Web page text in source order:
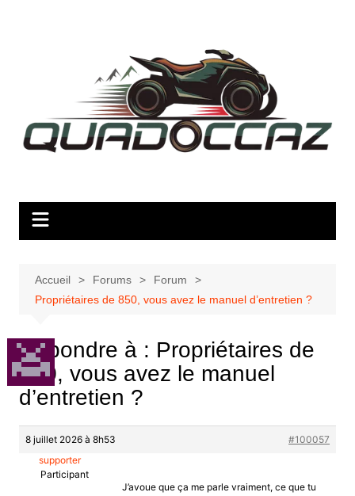
Accueil Forums
Forum
Propriétaires de 850, vous avez le manuel d’entretien ?
Répondre à : Propriétaires de
850, vous avez le manuel
d’entretien ?
8 juillet 2026 à 8h53
#100057
supporter
Participant
J’avoue que ça me parle vraiment, ce que tu